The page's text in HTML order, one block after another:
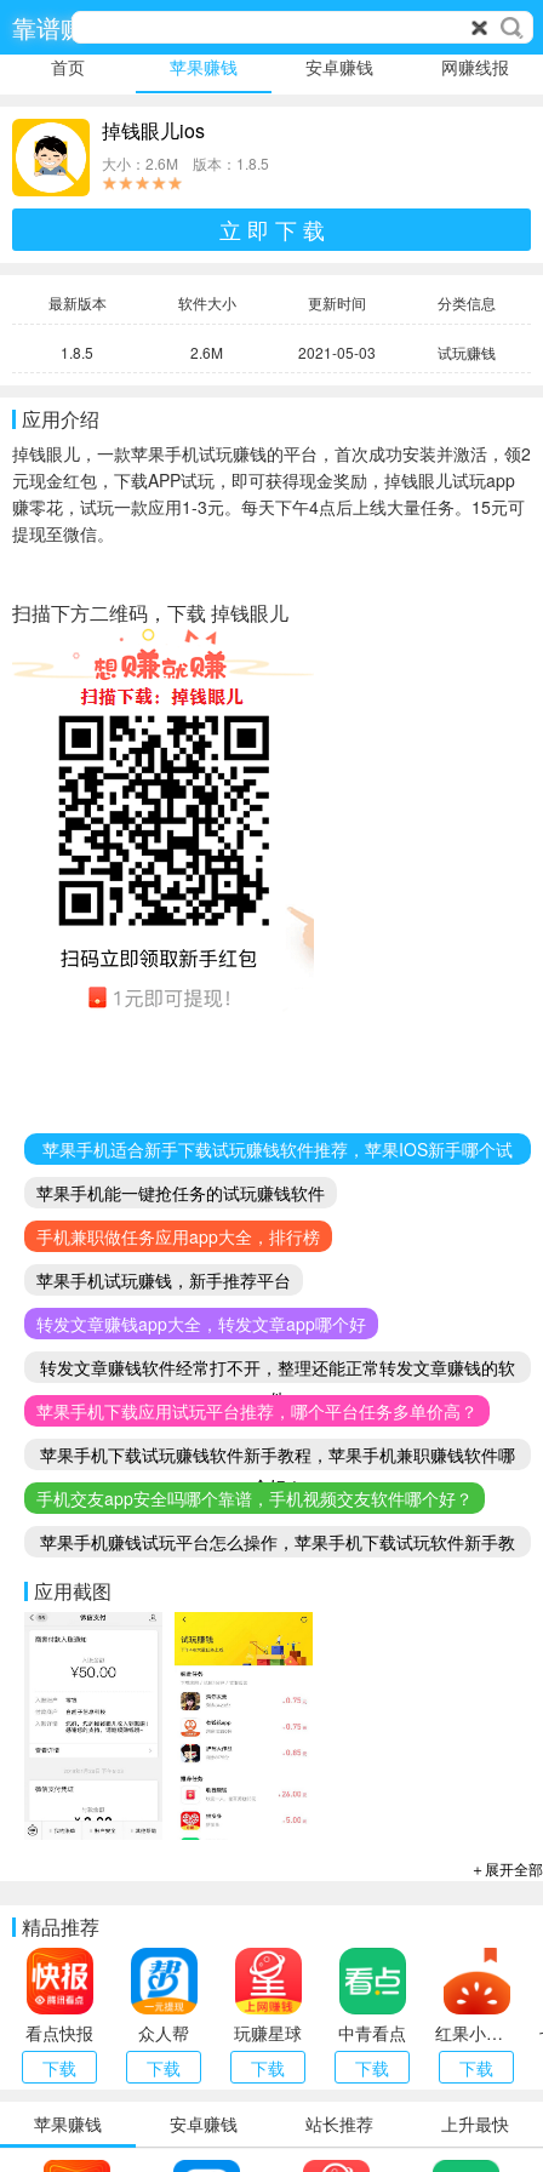
靠谱赚
首页 苹果赚钱 安卓赚钱 网赚线报
掉钱眼儿ios
大小：2.6M 版本：1.8.5
立 即 下 载
最新版本 软件大小 更新时间 分类信息
1.8.5 2.6M 2021-05-03 试玩赚钱
应用介绍
掉钱眼儿，一款苹果手机试玩赚钱的平台，首次成功安装并激活，领2
元现金红包，下载APP试玩，即可获得现金奖励，掉钱眼儿试玩app
赚零花，试玩一款应用1-3元。每天下午4点后上线大量任务。15元可
提现至微信。
扫描下方二维码，下载 掉钱眼儿
苹果手机适合新手下载试玩赚钱软件推荐，苹果IOS新手哪个试
玩赚钱软件好
苹果手机能一键抢任务的试玩赚钱软件
手机兼职做任务应用app大全，排行榜
苹果手机试玩赚钱，新手推荐平台
转发文章赚钱app大全，转发文章app哪个好
转发文章赚钱软件经常打不开，整理还能正常转发文章赚钱的软
件
苹果手机下载应用试玩平台推荐，哪个平台任务多单价高？
苹果手机下载试玩赚钱软件新手教程，苹果手机兼职赚钱软件哪
个好！
手机交友app安全吗哪个靠谱，手机视频交友软件哪个好？
苹果手机赚钱试玩平台怎么操作，苹果手机下载试玩软件新手教
应用截图
＋展开全部
精品推荐
看点快报
下载
众人帮
下载
玩赚星球
下载
中青看点
下载
红果小说（番茄小说）
下载
苹果赚钱 安卓赚钱 站长推荐 上升最快